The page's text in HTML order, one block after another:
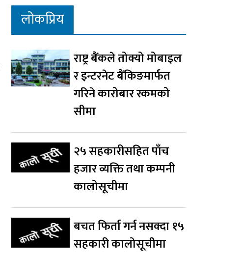
लोकप्रिय
राष्ट्र बैंकले तोक्यो मोबाइल
र इन्टरनेट बैंकिङमार्फत
गरिने कारोबार रकमको
सीमा
२५ सहकारीसहित पाँच
हजार व्यक्ति तथा कम्पनी
कालोसूचीमा
बचत फिर्ता गर्न नसक्दा १५
सहकारी कालोसूचीमा